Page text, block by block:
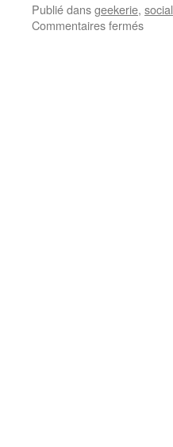
Publié dansgeekerie, social
Commentaires ferméssur